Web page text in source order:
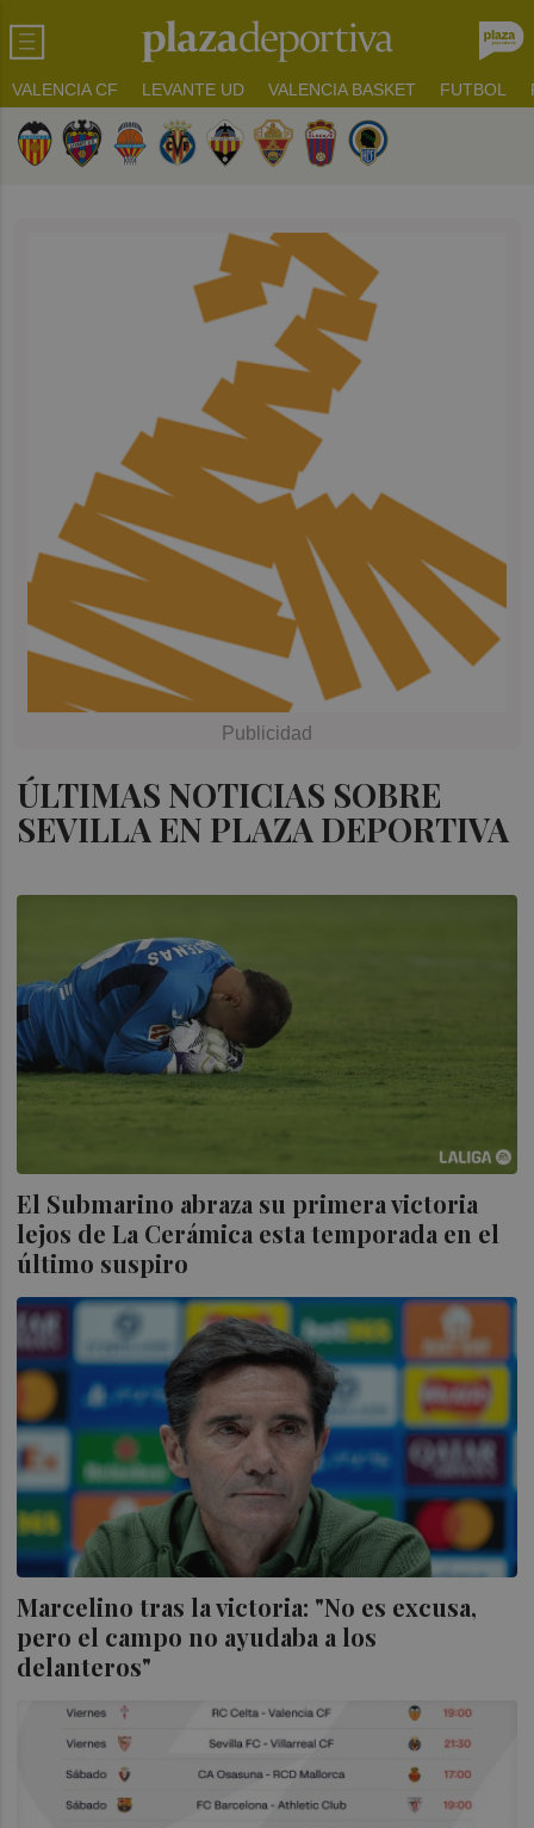
VALENCIA CF LEVANTE UD VALENCIA BASKET FUTBOL
ÚLTIMAS NOTICIAS SOBRE
SEVILLA EN PLAZA DEPORTIVA
El Submarino abraza su primera victoria
lejos de La Cerámica esta temporada en el
último suspiro
Marcelino tras la victoria: "No es excusa,
pero el campo no ayudaba a los
delanteros"